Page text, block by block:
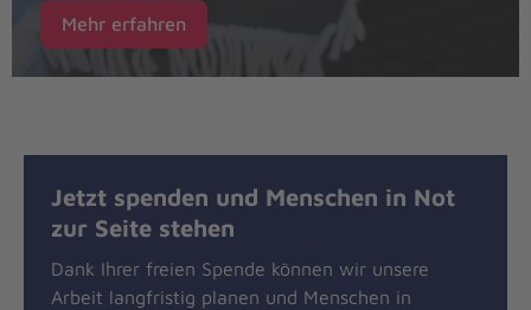
Mehr erfahren
Jetzt spenden und Menschen in Not
zur Seite stehen
Dank Ihrer freien Spende können wir unsere
Arbeit langfristig planen und Menschen in